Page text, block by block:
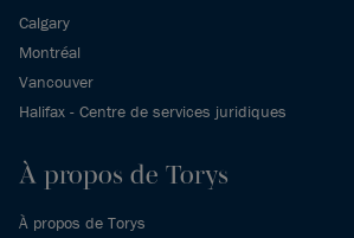
Calgary
Montréal
Vancouver
Halifax - Centre de services juridiques
À propos de Torys
À propos de Torys